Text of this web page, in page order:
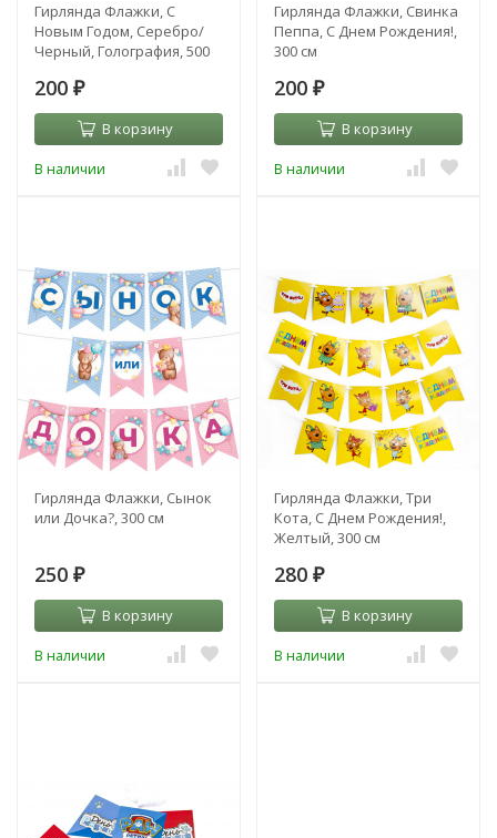
Гирлянда Флажки, С
Новым Годом, Серебро/
Черный, Голография, 500
200 ₽
В корзину
В наличии
Гирлянда Флажки, Свинка
Пеппа, С Днем Рождения!,
300 см
200 ₽
В корзину
В наличии
Гирлянда Флажки, Сынок
или Дочка?, 300 см
250 ₽
В корзину
В наличии
Гирлянда Флажки, Три
Кота, С Днем Рождения!,
Желтый, 300 см
280 ₽
В корзину
В наличии